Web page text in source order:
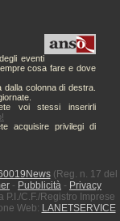
eventi
cosa fare e dove
colonna di destra.
voi stessi inserirli
acquisire privilegi di
(Reg. n. 17 del
- Pubblicità - Privacy
C.F./Registro Imprese
Web: LANETSERVICE